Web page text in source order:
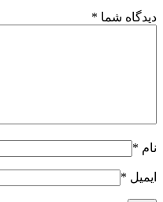
دیدگاه شما *
نام *
ایمیل *